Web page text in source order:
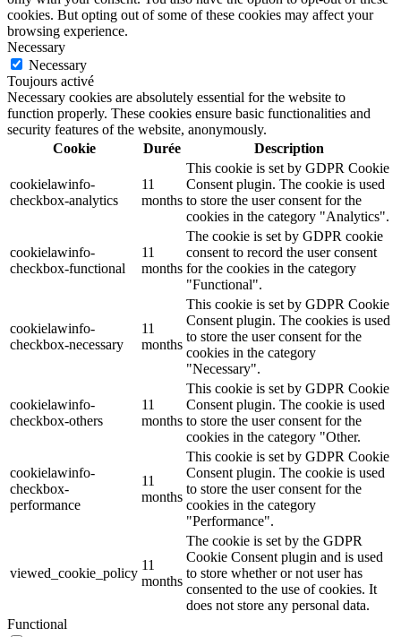
cookies. But opting out of some of these cookies may affect your
browsing experience.
Necessary
Necessary
Toujours activé
Necessary cookies are absolutely essential for the website to
function properly. These cookies ensure basic functionalities and
security features of the website, anonymously.
Cookie
Durée Description
cookielawinfo-
checkbox-analytics
11
months
This cookie is set by GDPR Cookie
Consent plugin. The cookie is used
to store the user consent for the
cookies in the category "Analytics".
cookielawinfo-
checkbox-functional
11
months
The cookie is set by GDPR cookie
consent to record the user consent
for the cookies in the category
"Functional".
cookielawinfo-
checkbox-necessary
11
months
This cookie is set by GDPR Cookie
Consent plugin. The cookies is used
to store the user consent for the
cookies in the category
"Necessary".
cookielawinfo-
checkbox-others
11
months
This cookie is set by GDPR Cookie
Consent plugin. The cookie is used
to store the user consent for the
cookies in the category "Other.
cookielawinfo-
checkbox-
performance
11
months
This cookie is set by GDPR Cookie
Consent plugin. The cookie is used
to store the user consent for the
cookies in the category
"Performance".
viewed_cookie_policy
11
months
The cookie is set by the GDPR
Cookie Consent plugin and is used
to store whether or not user has
consented to the use of cookies. It
does not store any personal data.
Functional